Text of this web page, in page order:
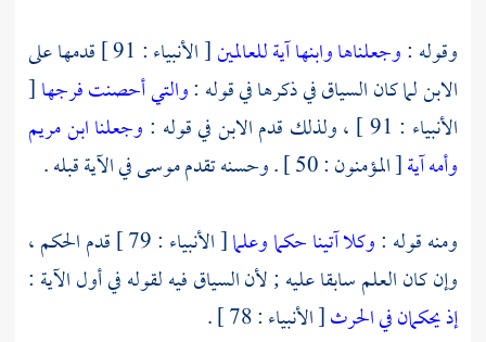
وقوله :وجعلناها وابنها آية للعالمين
[ الأنبياء : 91 ] قدمها على
الابن لما كان السياق في ذكرها في قوله :والتي أحصنت فرجها[
الأنبياء : 91 ] ، ولذلك قدم الابن في قوله :
وجعلنا ابن مريم
وأمه آية[ المؤمنون : 50 ] . وحسنه تقدم موسىفي الآية قبله .
ومنه قوله :وكلا آتينا حكما وعلما
[ الأنبياء : 79 ] قدم الحكم ،
وإن كان العلم سابقا عليه ; لأن السياق فيه لقوله في أول الآية :
إذ يحكمان في الحرث[ الأنبياء : 78 ] .